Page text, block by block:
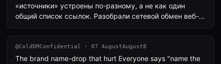
«источники» устроены по-разному, а не как один
общий список ссылок. Разобрали сетевой обмен веб-...
@ColdDMConfidential · 07 AugustAugust8
The brand name-drop that hurt Everyone says "name the